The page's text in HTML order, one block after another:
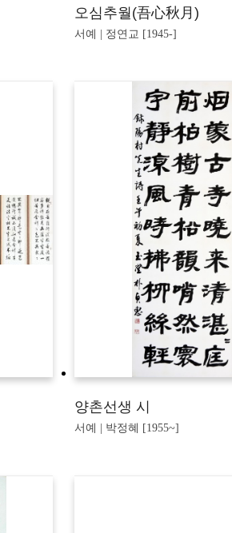
오심추월(吾心秋月)
서예 | 정연교 [1945-]
양촌선생 시
서예 | 박정혜 [1955~]